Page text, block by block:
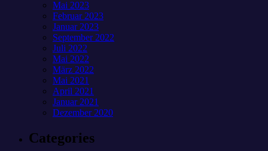
Mai 2023
Februar 2023
Januar 2023
September 2022
Juli 2022
Mai 2022
März 2022
Mai 2021
April 2021
Januar 2021
Dezember 2020
Categories